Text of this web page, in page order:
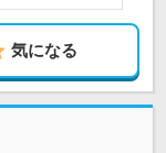
気になる